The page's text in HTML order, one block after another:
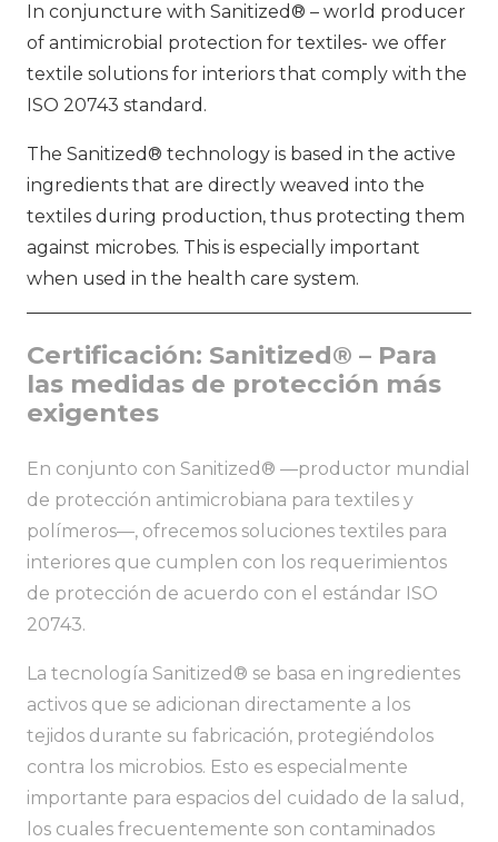
In conjuncture with Sanitized® – world producer
of antimicrobial protection for textiles- we offer
textile solutions for interiors that comply with the
ISO 20743 standard.
The Sanitized® technology is based in the active
ingredients that are directly weaved into the
textiles during production, thus protecting them
against microbes. This is especially important
when used in the health care system.
Certificación: Sanitized® – Para
las medidas de protección más
exigentes
En conjunto con Sanitized® —productor mundial
de protección antimicrobiana para textiles y
polímeros—, ofrecemos soluciones textiles para
interiores que cumplen con los requerimientos
de protección de acuerdo con el estándar ISO
20743.
La tecnología Sanitized® se basa en ingredientes
activos que se adicionan directamente a los
tejidos durante su fabricación, protegiéndolos
contra los microbios. Esto es especialmente
importante para espacios del cuidado de la salud,
los cuales frecuentemente son contaminados